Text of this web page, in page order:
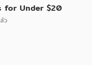
for Under $20
ว